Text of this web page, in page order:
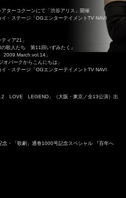
アターコクーンにて「渋谷アリス」開催
イ・ステージ「OGエンターテイメントTV NAVI
ィア21」
の歌人たち 第11回いずみたく」
2009.March.vol.14」
オパークからこんにちは」
イ・ステージ「OGエンターテイメントTV NAVI
LOVE LEGEND」（大阪・東京／全13公演）出
念・「歌劇」通巻1000号記念スペシャル 『百年へ